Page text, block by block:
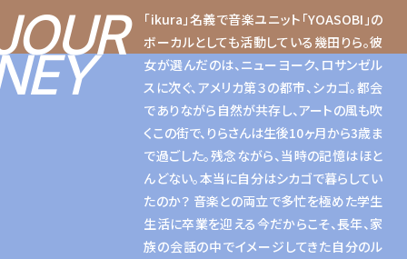
「ikura」名義で音楽ユニット「YOASOBI」の
ボーカルとしても活動している幾田りら。彼
女が選んだのは、ニューヨーク、ロサンゼル
スに次ぐ、アメリカ第３の都市、シカゴ。都会
でありながら自然が共存し、アートの風も吹
くこの街で、りらさんは生後10ヶ月から3歳ま
で過ごした。残念ながら、当時の記憶はほと
んどない。本当に自分はシカゴで暮らしてい
たのか？ 音楽との両立で多忙を極めた学生
生活に卒業を迎える今だからこそ、長年、家
族の会話の中でイメージしてきた自分のル